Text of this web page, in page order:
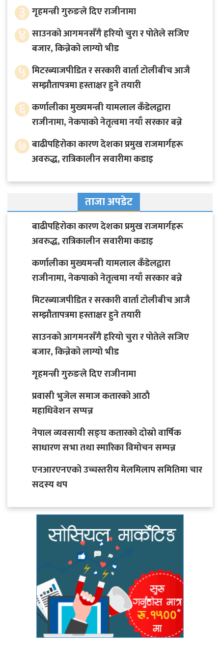
३ गृहमन्त्री गुरुङले दिए राजीनामा
४ साउनको आगमनसँगै हरियो चुरा र पोतेले सजिए
बजार, किन्नेको लाग्यो भीड
५ मिटरब्याजपीडित र सरकारी वार्ता टोलीबीच आजै
सम्झौतापत्रमा हस्ताक्षर हुने तयारी
६ कर्णालीका मुख्यमन्त्री यामलाल कँडेलद्वारा
राजीनामा, नेकपाको नेतृत्वमा नयाँ सरकार बन्ने
७ बाढीपहिरोका कारण देशका प्रमुख राजमार्गहरू
अवरुद्ध, रात्रिकालीन सवारीमा कडाइ
ताजा अपडेट
बाढीपहिरोका कारण देशका प्रमुख राजमार्गहरू
अवरुद्ध, रात्रिकालीन सवारीमा कडाइ
कर्णालीका मुख्यमन्त्री यामलाल कँडेलद्वारा
राजीनामा, नेकपाको नेतृत्वमा नयाँ सरकार बन्ने
मिटरब्याजपीडित र सरकारी वार्ता टोलीबीच आजै
सम्झौतापत्रमा हस्ताक्षर हुने तयारी
साउनको आगमनसँगै हरियो चुरा र पोतेले सजिए
बजार, किन्नेको लाग्यो भीड
गृहमन्त्री गुरुङले दिए राजीनामा
प्रवासी भुजेल समाज कतारको आठाै
महाधिवेशन सप्पन्न
नेपाल व्यवसायी सङ्घ कतारको दोस्रो वार्षिक
साधारण सभा तथा स्मारिका विमोचन सम्पन्न
एनआरएनएको उच्चस्तरीय मेलमिलाप समितिमा चार
सदस्य थप